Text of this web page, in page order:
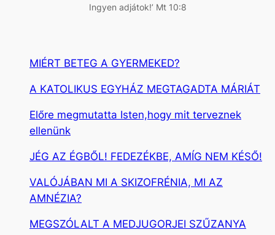
Ingyen adjátok!’ Mt 10:8
MIÉRT BETEG A GYERMEKED?
A KATOLIKUS EGYHÁZ MEGTAGADTA MÁRIÁT
Előre megmutatta Isten,hogy mit terveznek
ellenünk
JÉG AZ ÉGBŐL! FEDEZÉKBE, AMÍG NEM KÉSŐ!
VALÓJÁBAN MI A SKIZOFRÉNIA, MI AZ
AMNÉZIA?
MEGSZÓLALT A MEDJUGORJEI SZŰZANYA